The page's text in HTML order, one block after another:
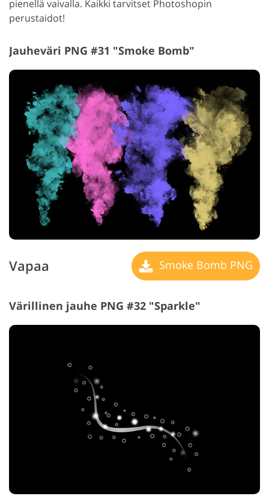
pienellä vaivalla. Kaikki tarvitset Photoshopin
perustaidot!
Jauheväri PNG #31 "Smoke Bomb"
Vapaa Smoke Bomb PNG
Värillinen jauhe PNG #32 "Sparkle"